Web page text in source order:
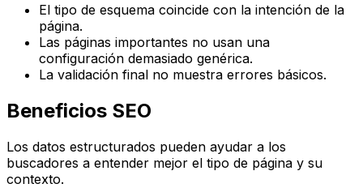
El tipo de esquema coincide con la intención de la
página.
Las páginas importantes no usan una
configuración demasiado genérica.
La validación final no muestra errores básicos.
Beneficios SEO
Los datos estructurados pueden ayudar a los
buscadores a entender mejor el tipo de página y su
contexto.